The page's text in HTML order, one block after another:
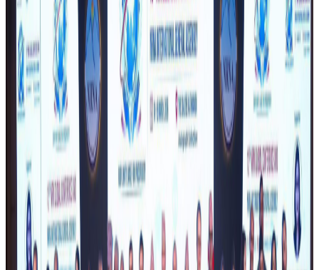
आदेश दिएको अदालतका सूचना अधिकारी उज्वल रावलले जानकारी
दिनुभयो । इनिसाको जबर्जस्ती करणीपछि हत्या भएको भन्दै आरोपित
चारै जनाविरुद्ध जबरजस्ती करणी र ज्यान मार्ने उद्योगमा अभियोग पत्र
दायर गरिएको थियो । आदेशमा भनिएको छ, ‘घटनाको गम्भीरता र
प्रारम्भिक प्रमाणका आधारमा अनुसन्धान पूरा नहुँदासम्म थुनामै राखेर
मुद्दा अघि बढाउनु ।’
प्रहरीले इनिसामाथि सामूहिक नभई एकल करणी भएको निष्कर्षसहित
चैत्र ११ गते प्रतिवेदन सरकारी वकिल कार्यालयमा पेस गरेको थियो ।
सरकारी वकिल कार्यालयले योजनाबद्ध तरिकाले सामूहिक बलात्कार
भएको भन्दै चारै जनाविरुद्ध मुद्दा अघि बढाएपछि अदालतले चारै
जनालाई थुनामा पठाउन आदेश दिएको छ ।